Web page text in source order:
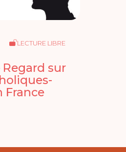
LECTURE LIBRE
Regard sur
France